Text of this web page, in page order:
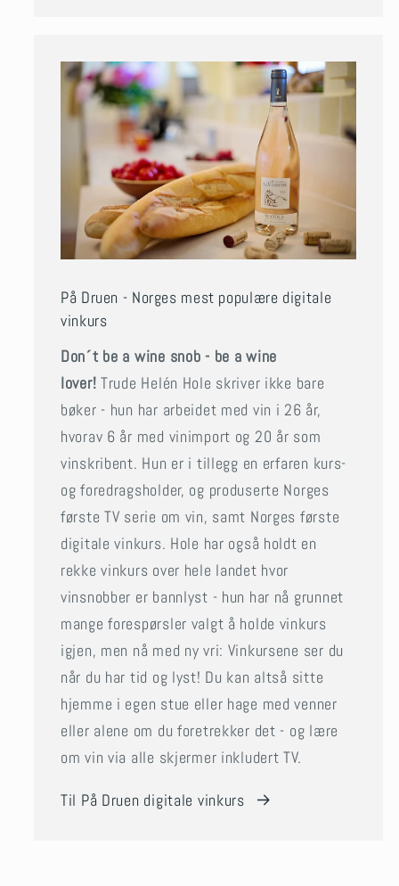
På Druen - Norges mest populære digitale
vinkurs
Don´t be a wine snob - be a wine
lover!Trude Helén Hole skriver ikke bare
bøker - hun har arbeidet med vin i 26 år,
hvorav 6 år med vinimport og 20 år som
vinskribent. Hun er i tillegg en erfaren kurs-
og foredragsholder, og produserte Norges
første TV serie om vin, samt Norges første
digitale vinkurs. Hole har også holdt en
rekke vinkurs over hele landet hvor
vinsnobber er bannlyst - hun har nå grunnet
mange forespørsler valgt å holde vinkurs
igjen, men nå med ny vri: Vinkursene ser du
når du har tid og lyst! Du kan altså sitte
hjemme i egen stue eller hage med venner
eller alene om du foretrekker det - og lære
om vin via alle skjermer inkludert TV.
Til På Druen digitale vinkurs